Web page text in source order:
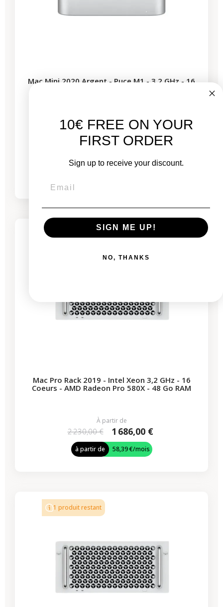
Mac Mini 2020 Argent - Puce M1 - 3,2 GHz - 16
Neuf :
1 029,00 €
À partir de
629,53 €
PROMO -544,00 €
Mac Pro Rack 2019 - Intel Xeon 3,2 GHz - 16
Coeurs - AMD Radeon Pro 580X - 48 Go RAM
À partir de
2 230,00 € 1 686,00 €
à partir de 58,39 €/mois
1 produit restant
10€ FREE ON YOUR
FIRST ORDER
Sign up to receive your discount.
SIGN ME UP!
NO, THANKS